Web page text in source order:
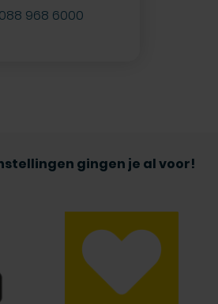
088 968 6000
gingen je al voor!